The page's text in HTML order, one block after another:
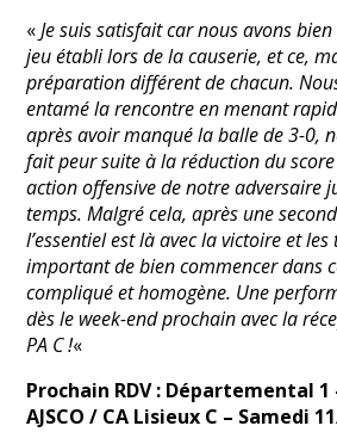
«Je suis satisfait car nous avons
jeu établi lors de la causerie, et ce,
préparation différent de chacun.
entamé la rencontre en menant
après avoir manqué la balle de 3-0,
fait peur suite à la réduction du
action offensive de notre adversaire
temps. Malgré cela, après une
l’essentiel est là avec la victoire et
important de bien commencer dans
compliqué et homogène. Une
dès le week-end prochain avec la
PA C !«
Prochain RDV : Départemental 1
AJSCO / CA Lisieux C – Samedi